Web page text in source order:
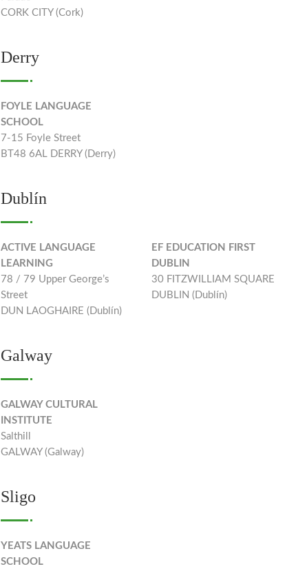
CORK CITY (Cork)
Derry
FOYLE LANGUAGE
SCHOOL
7-15 Foyle Street
BT48 6AL DERRY (Derry)
Dublín
ACTIVE LANGUAGE
LEARNING
78 / 79 Upper George’s
Street
DUN LAOGHAIRE (Dublín)
EF EDUCATION FIRST
DUBLIN
30 FITZWILLIAM SQUARE
DUBLIN (Dublín)
Galway
GALWAY CULTURAL
INSTITUTE
Salthill
GALWAY (Galway)
Sligo
YEATS LANGUAGE
SCHOOL